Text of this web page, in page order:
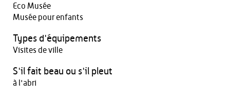
Eco Musée
Musée pour enfants
Types d'équipements
Visites de ville
S'il fait beau ou s'il pleut
à l'abri